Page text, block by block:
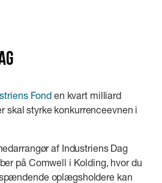
Fond en kvart milliard
skal styrke konkurrenceevnen i
af Industriens Dag
på Comwell i Kolding, hvor du
oplægsholdere kan